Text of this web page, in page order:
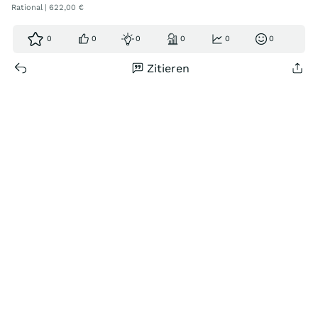
Rational | 622,00 €
0 0 0 0 0 0
Zitieren